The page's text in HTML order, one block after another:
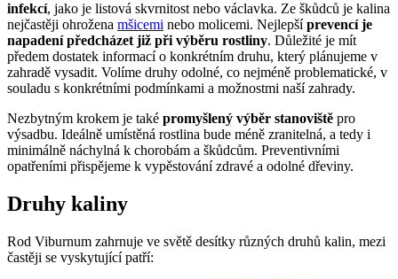
infekcí, jako je listová skvrnitost nebo václavka. Ze škůdců je kalina
nejčastěji ohrožena mšicemi nebo molicemi. Nejlepšíprevencí je
napadení předcházet již při výběru rostliny. Důležité je mít
předem dostatek informací o konkrétním druhu, který plánujeme v
zahradě vysadit. Volíme druhy odolné, co nejméně problematické, v
souladu s konkrétními podmínkami a možnostmi naší zahrady.
Nezbytným krokem je také promyšlený výběr stanoviště pro
výsadbu. Ideálně umístěná rostlina bude méně zranitelná, a tedy i
minimálně náchylná k chorobám a škůdcům. Preventivními
opatřeními přispějeme k vypěstování zdravé a odolné dřeviny.
Druhy kaliny
Rod Viburnum zahrnuje ve světě desítky různých druhů kalin, mezi
častěji se vyskytující patří: